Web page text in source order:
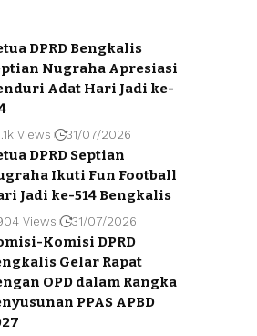
DPRD Bengkalis
Nugraha Apresiasi
Adat Hari Jadi ke-
Views 31/07/2026
DPRD Septian
Ikuti Fun Football
Jadi ke-514 Bengkalis
Views 31/07/2026
Komisi DPRD
Gelar Rapat
OPD dalam Rangka
PPAS APBD